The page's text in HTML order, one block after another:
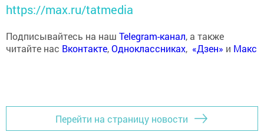
https://max.ru/tatmedia
Подписывайтесь на наш Telegram-канал, а также
читайте нас Вконтакте,Одноклассниках, «Дзен» и Макс
Перейти на страницу новости